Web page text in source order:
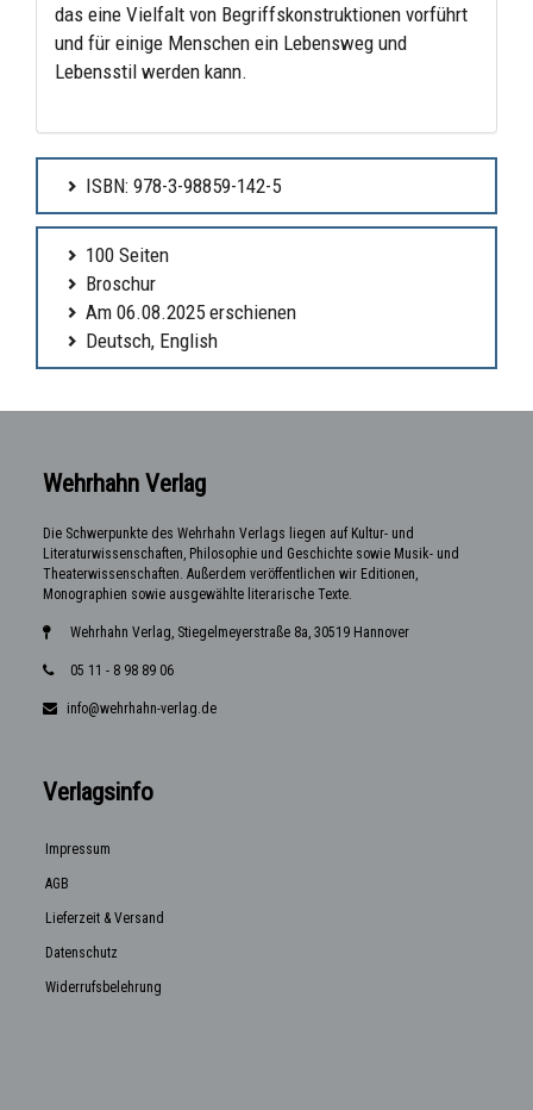
das eine Vielfalt von Begriffskonstruktionen vorführt
und für einige Menschen ein Lebensweg und
Lebensstil werden kann.
ISBN: 978-3-98859-142-5
100 Seiten
Broschur
Am 06.08.2025 erschienen
Deutsch, English
Wehrhahn Verlag
Die Schwerpunkte des Wehrhahn Verlags liegen auf Kultur- und
Literaturwissenschaften, Philosophie und Geschichte sowie Musik- und
Theaterwissenschaften. Außerdem veröffentlichen wir Editionen,
Monographien sowie ausgewählte literarische Texte.
Wehrhahn Verlag, Stiegelmeyerstraße 8a, 30519 Hannover
05 11 - 8 98 89 06
info@wehrhahn-verlag.de
Verlagsinfo
Impressum
AGB
Lieferzeit & Versand
Datenschutz
Widerrufsbelehrung